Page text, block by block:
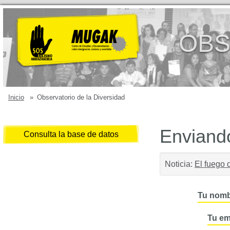
Inicio » Observatorio de la Diversidad
Consulta la base de datos
Noticia: El fuego
Tu
Tu